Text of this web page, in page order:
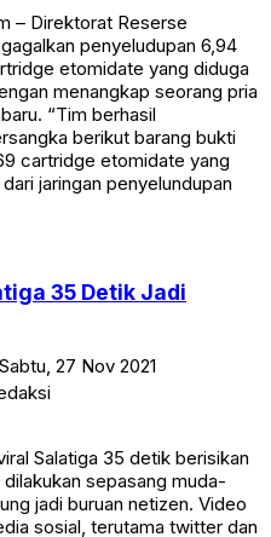
– Direktorat Reserse
penyeludupan 6,94
etomidate yang diduga
menangkap seorang pria
“Tim berhasil
berikut barang bukti
cartridge etomidate yang
jaringan penyelundupan
35 Detik Jadi
Sabtu, 27 Nov 2021
Salatiga 35 detik berisikan
sepasang muda-
jadi buruan netizen. Video
sosial, terutama twitter dan